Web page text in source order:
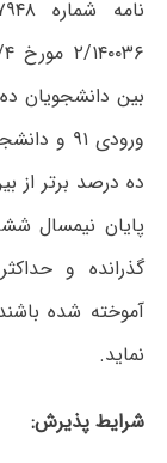
بین دانشجویان
ده درصد برتر از
پایان نیمسال
گذرانده و
آموخته شده
نماید.
شرایط پذیرش: